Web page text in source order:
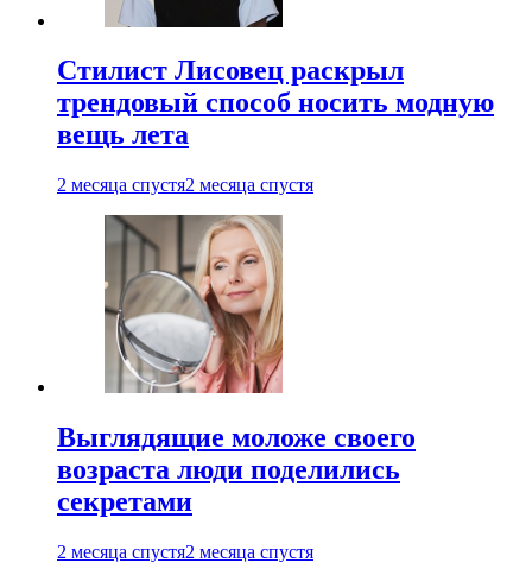
Стилист Лисовец раскрыл
трендовый способ носить модную
вещь лета
2 месяца спустя2 месяца спустя
Выглядящие моложе своего
возраста люди поделились
секретами
2 месяца спустя2 месяца спустя